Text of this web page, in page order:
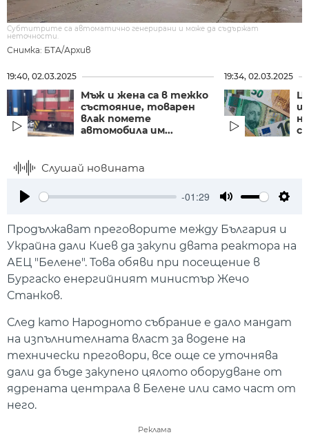
Снимка: БТА/Архив
Субтитрите са автоматично генерирани и може да съдържат
неточности.
19:40, 02.03.2025
Мъж и жена са в тежко
състояние, товарен
влак помете
автомобила им...
19:34, 02.03.2025
Слушай новината
-01:29
Продължават преговорите между България и
Украйна дали Киев да закупи двата реактора на
АЕЦ "Белене". Това обяви при посещение в
Бургаско енергийният министър Жечо
Станков.
След като Народното събрание е дало мандат
на изпълнителната власт за водене на
технически преговори, все още се уточнява
дали да бъде закупено цялото оборудване от
ядрената централа в Белене или само част от
него.
Реклама